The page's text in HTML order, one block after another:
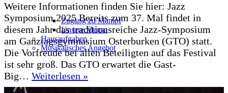
Zugang zu Mampf
Unsere Mensa
Hausaufgaben
Musikalisches Angebot
Weitere Informationen finden Sie hier: Jazz
Symposium 2025 Bereits zum 37. Mal findet in
diesem Jahr das traditionsreiche Jazz-Symposium
am Ganztagsgymnasium Osterburken (GTO) statt.
Die Vorfreude bei allen Beteiligten auf das Festival
ist sehr groß. Das GTO erwartet die Gast-
Big… Weiterlesen »
GTO